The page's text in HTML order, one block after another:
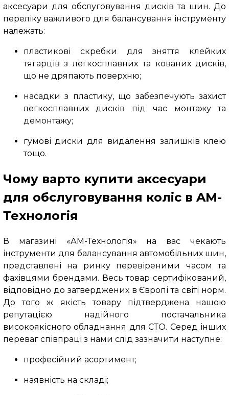
аксесуари для обслуговування дисків та шин. До
переліку важливого для балансування інструменту
належать:
пластикові скребки для зняття клейких
тягарців з легкосплавних та кованих дисків,
що не дряпають поверхню;
насадки з пластику, що забезпечують захист
легкосплавних дисків під час монтажу та
демонтажу;
гумові диски для видалення залишків клею
тощо.
Чому варто купити аксесуари
для обслуговування коліс в AM-
Технологія
В магазині «АМ-Технологія» на вас чекають
інструменти для балансування автомобільних шин,
представлені на ринку перевіреними часом та
фахівцями брендами. Весь товар сертифікований,
відповідно до затверджених в Європі та світі норм.
До того ж якість товару підтверджена нашою
репутацією надійного постачальника
високоякісного обладнання для СТО. Серед інших
переваг співпраці з нами слід зазначити наступне:
професійний асортимент;
наявність на складі;